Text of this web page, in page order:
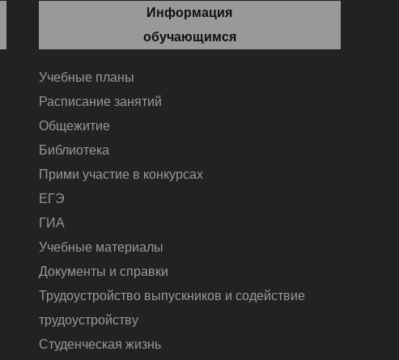
Информация
обучающимся
Учебные планы
Расписание занятий
Общежитие
Библиотека
Прими участие в конкурсах
ЕГЭ
ГИА
Учебные материалы
Документы и справки
Трудоустройство выпускников и содействие
трудоустройству
Студенческая жизнь